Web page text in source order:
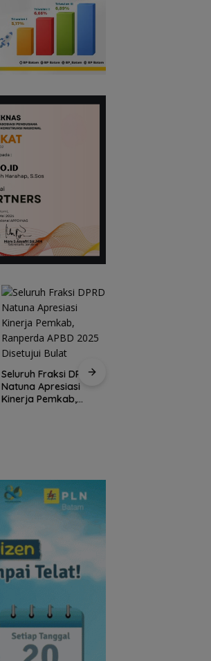
Kirim 4 Atlet, Bawa
Pulang 4 Medali:
Pembuktian Skuad
Karate Natuna di
Ekshibisi Popda